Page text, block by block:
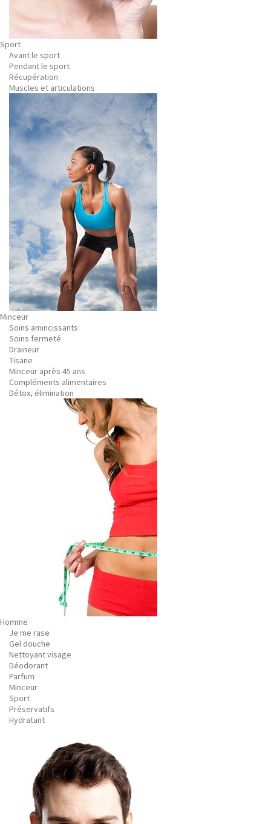
Sport
Avant le sport
Pendant le sport
Récupération
Muscles et articulations
Minceur
Soins amincissants
Soins fermeté
Draineur
Tisane
Minceur après 45 ans
Compléments alimentaires
Détox, élimination
Homme
Je me rase
Gel douche
Nettoyant visage
Déodorant
Parfum
Minceur
Sport
Préservatifs
Hydratant